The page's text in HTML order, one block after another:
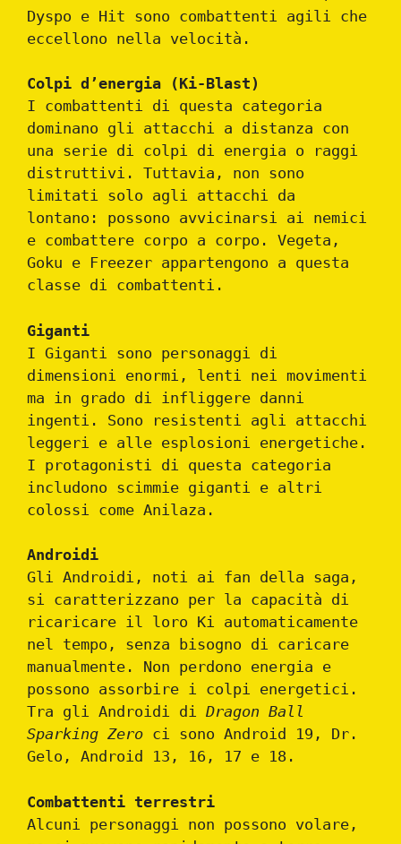
Dyspo e Hit sono combattenti agili che
eccellono nella velocità.
Colpi d’energia (Ki-Blast)
I combattenti di questa categoria
dominano gli attacchi a distanza con
una serie di colpi di energia o raggi
distruttivi. Tuttavia, non sono
limitati solo agli attacchi da
lontano: possono avvicinarsi ai nemici
e combattere corpo a corpo. Vegeta,
Goku e Freezer appartengono a questa
classe di combattenti.
Giganti
I Giganti sono personaggi di
dimensioni enormi, lenti nei movimenti
ma in grado di infliggere danni
ingenti. Sono resistenti agli attacchi
leggeri e alle esplosioni energetiche.
I protagonisti di questa categoria
includono scimmie giganti e altri
colossi come Anilaza.
Androidi
Gli Androidi, noti ai fan della saga,
si caratterizzano per la capacità di
ricaricare il loro Ki automaticamente
nel tempo, senza bisogno di caricare
manualmente. Non perdono energia e
possono assorbire i colpi energetici.
Tra gli Androidi di Dragon Ball
Sparking Zero ci sono Android 19, Dr.
Gelo, Android 13, 16, 17 e 18.
Combattenti terrestri
Alcuni personaggi non possono volare,